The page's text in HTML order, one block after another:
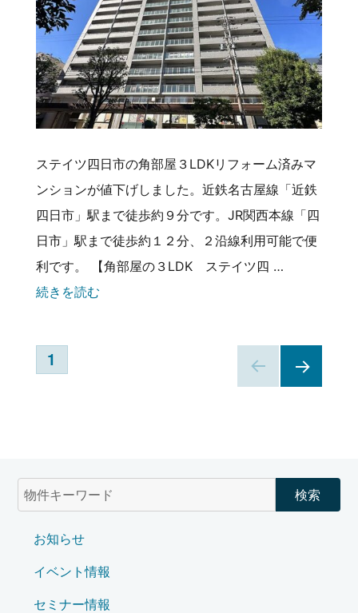
ステイツ四日市の角部屋３LDKリフォーム済みマ
ンションが値下げしました。近鉄名古屋線「近鉄
四日市」駅まで徒歩約９分です。JR関西本線「四
日市」駅まで徒歩約１２分、２沿線利用可能で便
利です。 【角部屋の３LDK ステイツ四 …
続きを読む
投
ー
ジ
送
り
1
お知らせ
イベント情報
セミナー情報